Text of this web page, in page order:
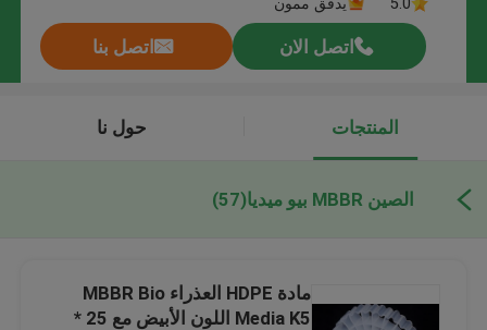
اتصل الان اتصل بنا
المنتجات حول نا
الصين MBBR بيو ميديا (57)
مادة HDPE العذراء MBBR Bio
Media K5 اللون الأبيض مع 25 *